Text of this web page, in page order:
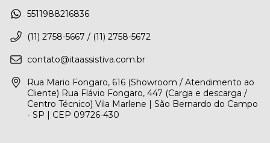
5511988216836
(11) 2758-5667 / (11) 2758-5672
contato@itaassistiva.com.br
Rua Mario Fongaro, 616 (Showroom / Atendimento ao
Cliente) Rua Flávio Fongaro, 447 (Carga e descarga /
Centro Técnico) Vila Marlene | São Bernardo do Campo
- SP | CEP 09726-430